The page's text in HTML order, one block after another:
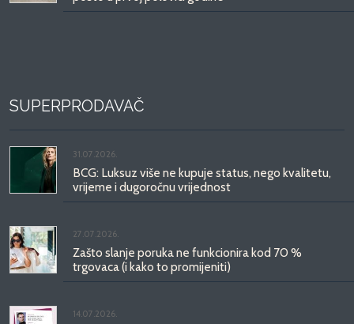
SUPERPRODAVAČ
31.07.2026.
BCG: Luksuz više ne kupuje status, nego kvalitetu,
vrijeme i dugoročnu vrijednost
27.07.2026.
Zašto slanje poruka ne funkcionira kod 70 %
trgovaca (i kako to promijeniti)
14.07.2026.